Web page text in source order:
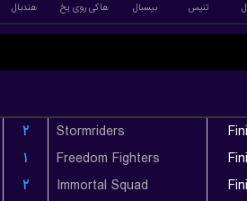
تنیس بیسبال هاکی روی یخ هندبال
۲ Stormriders
۱ Freedom Fighters
۲ Immortal Squad